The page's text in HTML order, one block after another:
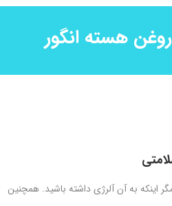
روغن هسته انگور
اینکه به آن آلرژی داشته باشید. همچنین